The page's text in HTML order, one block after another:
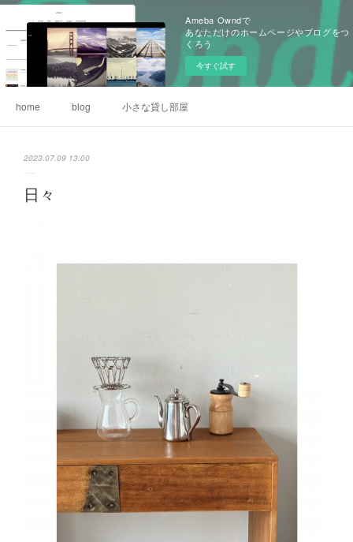
Ameba Owndで
あなただけのホームページやブログをつ
くろう
今すぐ試す
home blog 小さな貸し部屋
2023.07.09 13:00
日々